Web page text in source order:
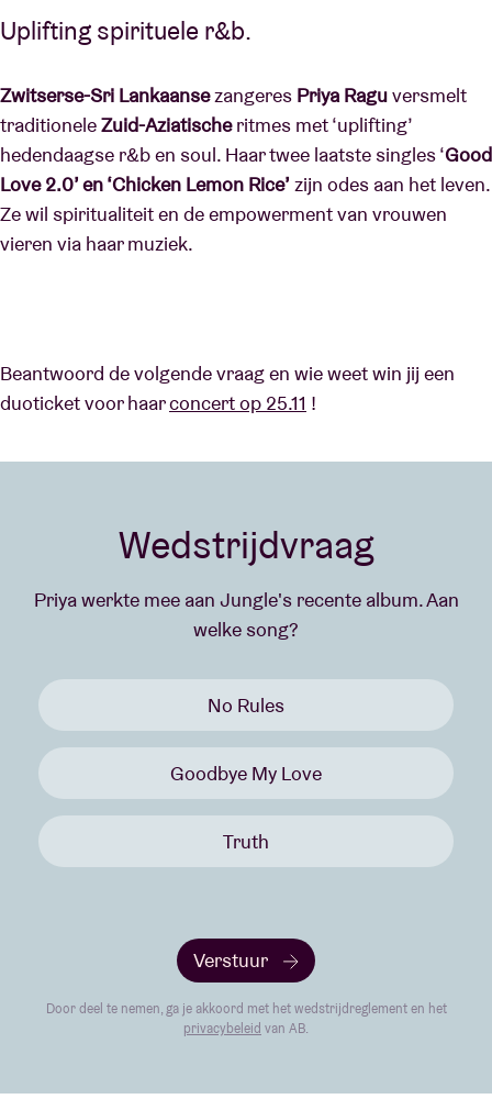
Contact
Uplifting spirituele r&b.
Zwitserse-Sri Lankaansezangeres Priya Raguversmelt
traditioneleZuid-Aziatischeritmes met ‘uplifting’
hedendaagse r&b en soul. Haar twee laatste singles ‘Good
Love 2.0’ en ‘Chicken Lemon Rice’ zijn odes aan het leven.
Ze wil spiritualiteit en de empowerment van vrouwen
vieren via haar muziek.
Beantwoord de volgende vraag en wie weet win jij een
duoticket voor haarconcert op 25.11 !
Wedstrijdvraag
Priya werkte mee aan Jungle's recente album. Aan
welke song?
No Rules
Goodbye My Love
Truth
Verstuur
Door deel te nemen, ga je akkoord met het wedstrijdreglement en het
privacybeleid van AB.